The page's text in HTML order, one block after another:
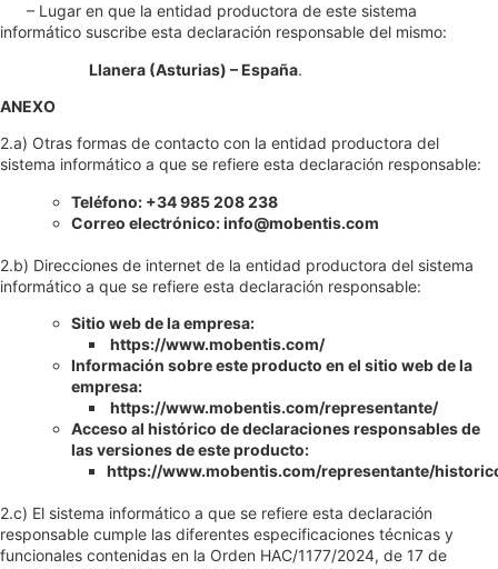
– Lugar en que la entidad productora de este sistema
informático suscribe esta declaración responsable del mismo:
Llanera (Asturias) – España.
ANEXO
2.a) Otras formas de contacto con la entidad productora del
sistema informático a que se refiere esta declaración responsable:
Teléfono: +34 985 208 238
Correo electrónico: info@mobentis.com
2.b) Direcciones de internet de la entidad productora del sistema
informático a que se refiere esta declaración responsable:
Sitio web de la empresa:
https://www.mobentis.com/
Información sobre este producto en el sitio web de la
empresa:
https://www.mobentis.com/representante/
Acceso al histórico de declaraciones responsables de
las versiones de este producto:
https://www.mobentis.com/representante/
2.c) El sistema informático a que se refiere esta declaración
responsable cumple las diferentes especificaciones técnicas y
funcionales contenidas en la Orden HAC/1177/2024, de 17 de